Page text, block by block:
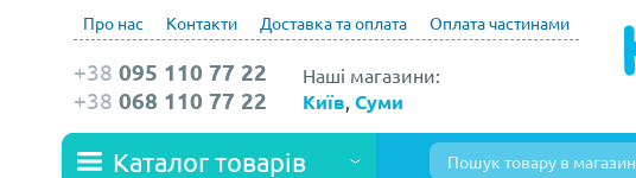
Про нас Контакти Доставка та оплата Оплата частинами
Наші магазини:
Київ Суми
+38 095 110 77 22
+38 068 110 77 22
Каталог товарів